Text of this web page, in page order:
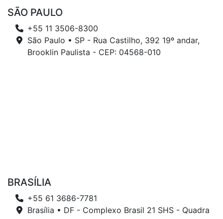
SÃO PAULO
+55 11 3506-8300
São Paulo • SP - Rua Castilho, 392 19º andar,
Brooklin Paulista - CEP: 04568-010
BRASÍLIA
+55 61 3686-7781
Brasília • DF - Complexo Brasil 21 SHS - Quadra